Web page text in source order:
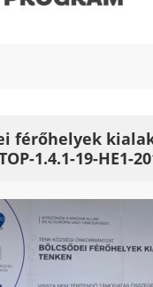
férőhelyek
1.4.1-19-HE1-